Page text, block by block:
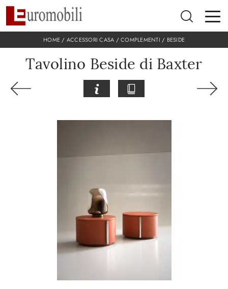
HOME / ACCESSORI CASA /COMPLEMENTI / BESIDE
Tavolino Beside di Baxter